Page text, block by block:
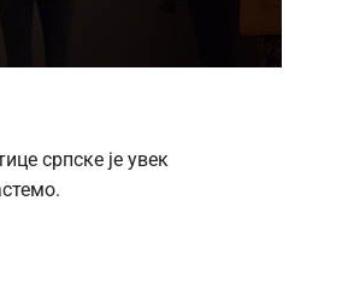
српске је увек